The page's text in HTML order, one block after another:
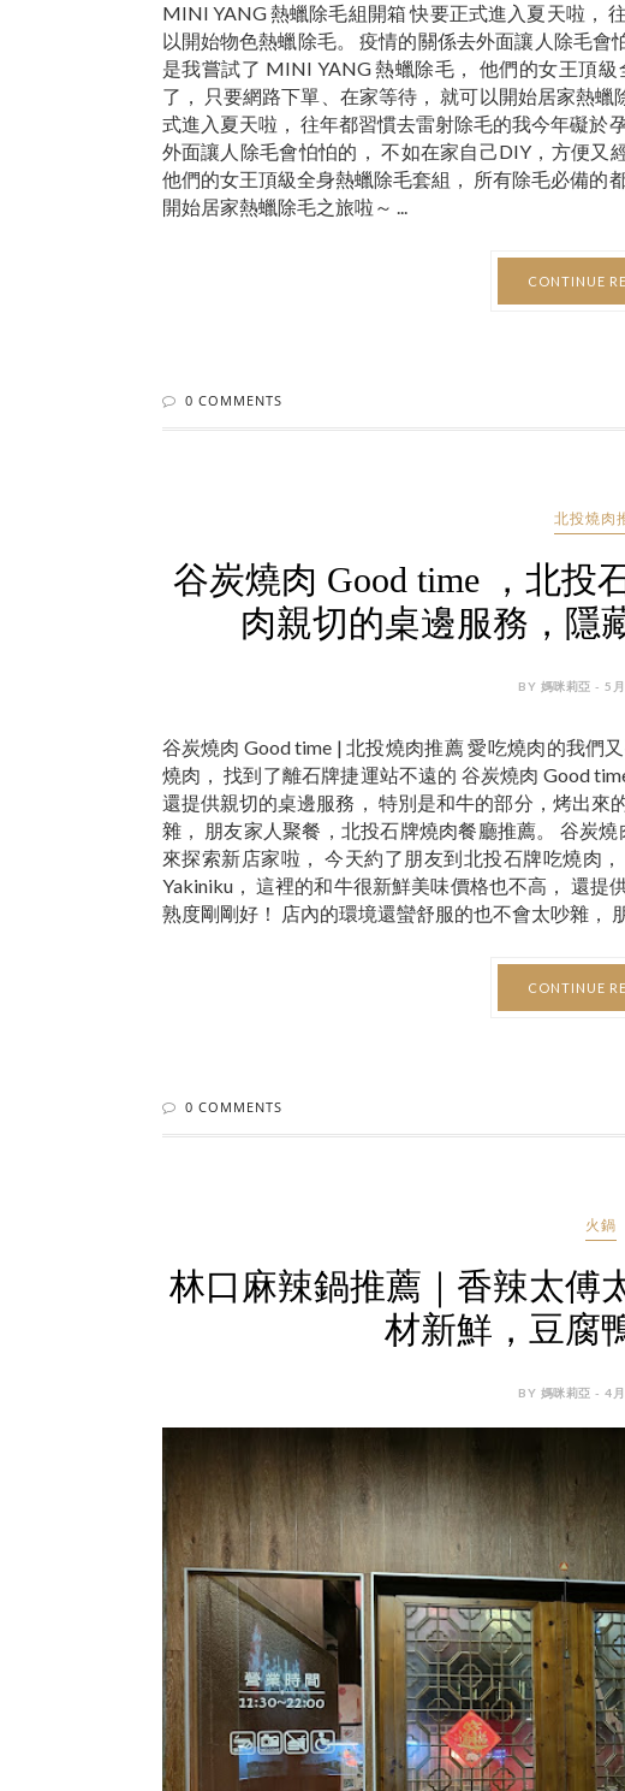
MINI YANG 熱蠟除毛組開箱 快要正式進入夏天啦，
以開始物色熱蠟除毛。 疫情的關係去外面讓人除毛
是我嘗試了 MINI YANG 熱蠟除毛， 他們的女王頂
了， 只要網路下單、在家等待， 就可以開始居家熱
式進入夏天啦， 往年都習慣去雷射除毛的我今年礙於
外面讓人除毛會怕怕的， 不如在家自己DIY，方便又
他們的女王頂級全身熱蠟除毛套組， 所有除毛必備的
開始居家熱蠟除毛之旅啦～ ...
CONTINUE
0 COMMENTS
北投燒肉
谷炭燒肉 Good time ，北投
肉親切的桌邊服務，隱
BY 媽咪莉亞 - 5
谷炭燒肉 Good time | 北投燒肉推薦 愛吃燒肉的我們
燒肉， 找到了離石牌捷運站不遠的 谷炭燒肉 Good
還提供親切的桌邊服務， 特別是和牛的部分，烤出來
雜， 朋友家人聚餐，北投石牌燒肉餐廳推薦。 谷炭
來探索新店家啦， 今天約了朋友到北投石牌吃燒肉
Yakiniku， 這裡的和牛很新鮮美味價格也不高， 還
熟度剛剛好！ 店內的環境還蠻舒服的也不會太吵雜，
CONTINUE
0 COMMENTS
火鍋
林口麻辣鍋推薦｜香辣太傅
材新鮮，豆腐
BY 媽咪莉亞 - 4